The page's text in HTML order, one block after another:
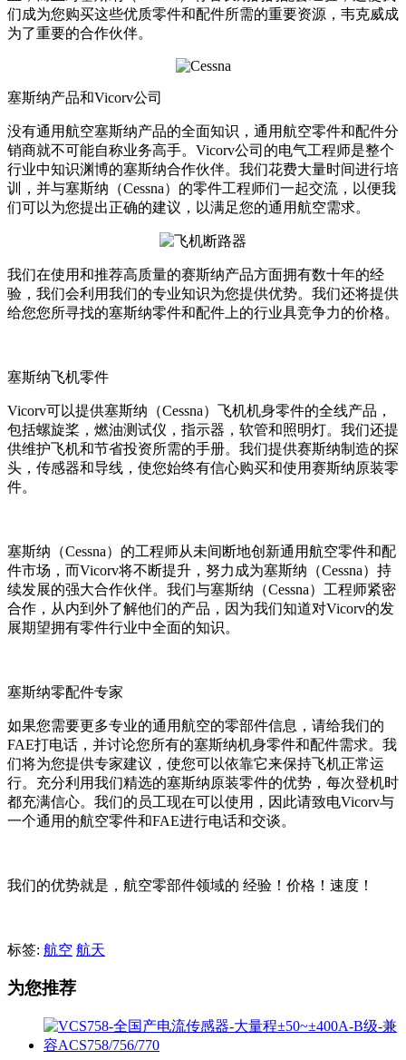
们成为您购买这些优质零件和配件所需的重要资源，韦克威成
为了重要的合作伙伴。
塞斯纳产品和Vicorv公司
没有通用航空塞斯纳产品的全面知识，通用航空零件和配件分
销商就不可能自称业务高手。Vicorv公司的电气工程师是整个
行业中知识渊博的塞斯纳合作伙伴。我们花费大量时间进行培
训，并与塞斯纳（Cessna）的零件工程师们一起交流，以便我
们可以为您提出正确的建议，以满足您的通用航空需求。
我们在使用和推荐高质量的赛斯纳产品方面拥有数十年的经
验，我们会利用我们的专业知识为您提供优势。我们还将提供
给您您所寻找的塞斯纳零件和配件上的行业具竞争力的价格。
塞斯纳飞机零件
Vicorv可以提供塞斯纳（Cessna）飞机机身零件的全线产品，
包括螺旋桨，燃油测试仪，指示器，软管和照明灯。我们还提
供维护飞机和节省投资所需的手册。我们提供赛斯纳制造的探
头，传感器和导线，使您始终有信心购买和使用赛斯纳原装零
件。
塞斯纳（Cessna）的工程师从未间断地创新通用航空零件和配
件市场，而Vicorv将不断提升，努力成为塞斯纳（Cessna）持
续发展的强大合作伙伴。我们与塞斯纳（Cessna）工程师紧密
合作，从内到外了解他们的产品，因为我们知道对Vicorv的发
展期望拥有零件行业中全面的知识。
塞斯纳零配件专家
如果您需要更多专业的通用航空的零部件信息，请给我们的
FAE打电话，并讨论您所有的塞斯纳机身零件和配件需求。我
们将为您提供专家建议，使您可以依靠它来保持飞机正常运
行。充分利用我们精选的塞斯纳原装零件的优势，每次登机时
都充满信心。我们的员工现在可以使用，因此请致电Vicorv与
一个通用的航空零件和FAE进行电话和交谈。
我们的优势就是，航空零部件领域的 经验！价格！速度！
标签: 航空 航天
为您推荐